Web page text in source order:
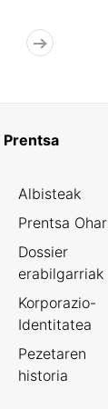
Prentsa
Albisteak
Prentsa
Dossier
erabilgarriak
Korporazio-
Identitatea
Pezetaren
historia